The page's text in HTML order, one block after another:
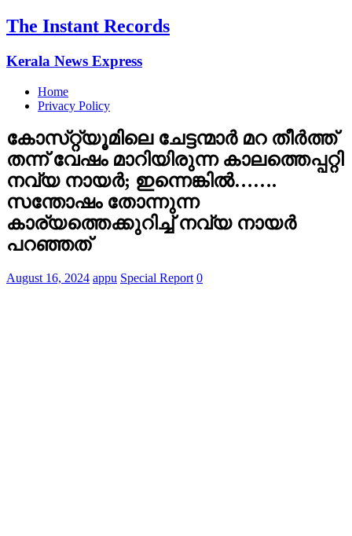
The Instant Records
Kerala News Express
Home
Privacy Policy
കോസ്‌റ്റ്യൂമിലെ ചേട്ടന്മാർ മറ തീർത്ത്
തന്ന് വേഷം മാറിയിരുന്ന കാലത്തെപ്പറ്റി
നവ്യ നായർ; ഇന്നെങ്കിൽ…….
സന്തോഷം തോന്നുന്ന
കാര്യത്തെക്കുറിച്ച് നവ്യ നായര്‍
പറഞ്ഞത്
August 16, 2024 appu Special Report 0